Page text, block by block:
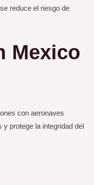
reduce el riesgo de
Mexico
con aeronaves
protege la integridad del